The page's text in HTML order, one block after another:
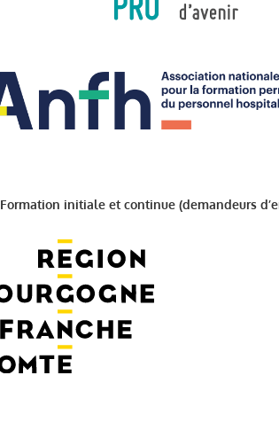
Formation initiale et continue (demandeurs